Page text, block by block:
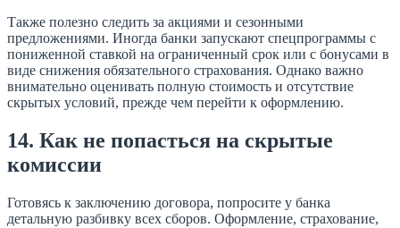
Также полезно следить за акциями и сезонными
предложениями. Иногда банки запускают спецпрограммы с
пониженной ставкой на ограниченный срок или с бонусами в
виде снижения обязательного страхования. Однако важно
внимательно оценивать полную стоимость и отсутствие
скрытых условий, прежде чем перейти к оформлению.
14. Как не попасться на скрытые
комиссии
Готовясь к заключению договора, попросите у банка
детальную разбивку всех сборов. Оформление, страхование,